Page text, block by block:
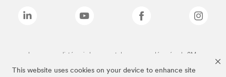
This website uses cookies on your device to enhance site
Les marques listées ci-dessus sont des marques déposées de 3M.